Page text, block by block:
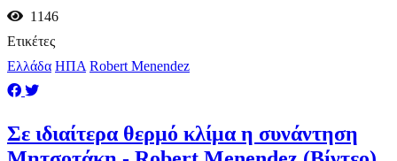
1146
Ετικέτες
Ελλάδα ΗΠΑ Robert Menendez
Σε ιδιαίτερα θερμό κλίμα η συνάντηση